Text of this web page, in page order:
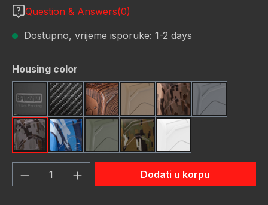
Question & Answers(0)
Dostupno, vrijeme isporuke: 1-2 days
Odaberi
Housing color
Black Carbon FiberDark WoodFDE (Flat Dark Earth)
FDE CamoGunmetal
Gunmetal Camo
Navy CamoOD GreenOD Green Camo
White
Količina proizvoda: Unesite željenu
Dodati u korpu